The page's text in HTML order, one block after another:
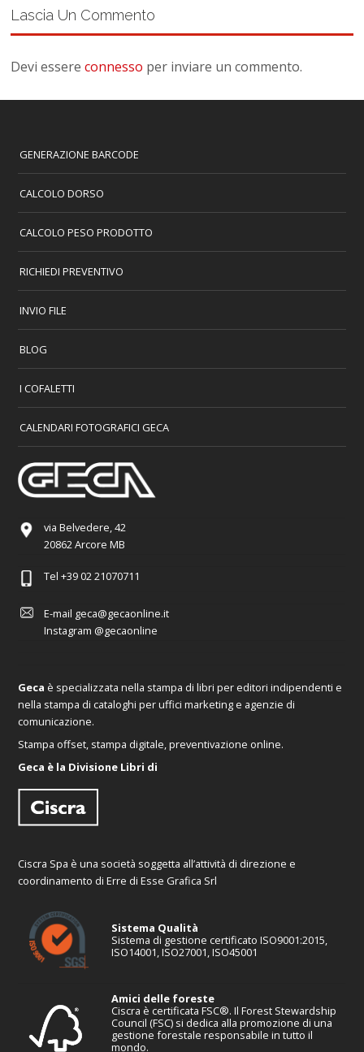
Lascia Un Commento
Devi essereconnesso per inviare un commento.
GENERAZIONE BARCODE
CALCOLO DORSO
CALCOLO PESO PRODOTTO
RICHIEDI PREVENTIVO
INVIO FILE
BLOG
I COFALETTI
CALENDARI FOTOGRAFICI GECA
via Belvedere, 42
20862 Arcore MB
Tel +39 02 21070711
E-mail geca@gecaonline.it
Instagram @gecaonline
Geca è specializzata nella stampa di libri per editori indipendenti e
nella stampa di cataloghi per uffici marketing e agenzie di
comunicazione.
Stampa offset, stampa digitale, preventivazione online.
Geca è la Divisione Libri di
Ciscra Spa è una società soggetta all’attività di direzione e
coordinamento di Erre di Esse Grafica Srl
Sistema Qualità
Sistema di gestione certificato ISO9001:2015,
ISO14001, ISO27001, ISO45001
Amici delle foreste
Ciscra è certificata FSC®. Il Forest Stewardship
Council (FSC) si dedica alla promozione di una
gestione forestale responsabile in tutto il
mondo.